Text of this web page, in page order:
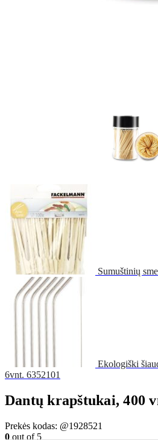
Sumuštinių
Ekologiški
6vnt. 6352101
Dantų krapštukai, 400
Prekės kodas: @1928521
0 out of 5